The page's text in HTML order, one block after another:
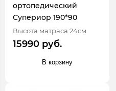
ортопедический
Супериор 190*90
Высота матраса 24см
15990 руб.
В корзину